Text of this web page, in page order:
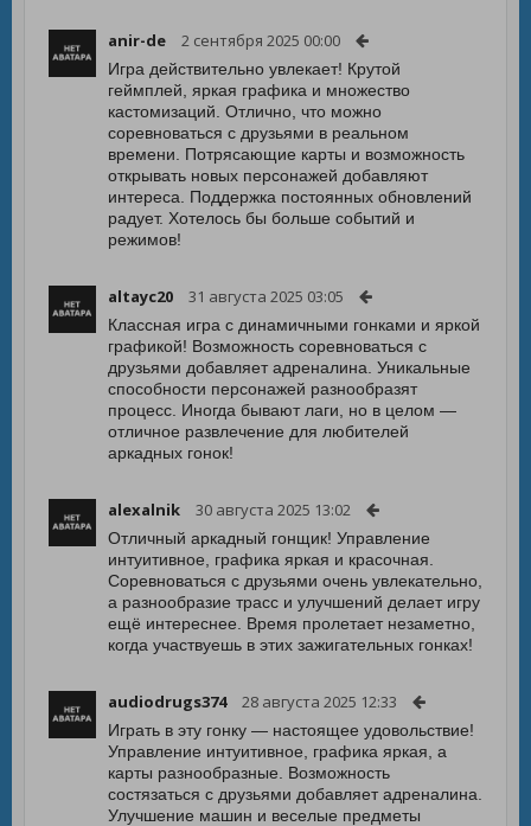
anir-de 2 сентября 2025 00:00
Игра действительно увлекает! Крутой
геймплей, яркая графика и множество
кастомизаций. Отлично, что можно
соревноваться с друзьями в реальном
времени. Потрясающие карты и возможность
открывать новых персонажей добавляют
интереса. Поддержка постоянных обновлений
радует. Хотелось бы больше событий и
режимов!
altayc20 31 августа 2025 03:05
Классная игра с динамичными гонками и яркой
графикой! Возможность соревноваться с
друзьями добавляет адреналина. Уникальные
способности персонажей разнообразят
процесс. Иногда бывают лаги, но в целом —
отличное развлечение для любителей
аркадных гонок!
alexalnik 30 августа 2025 13:02
Отличный аркадный гонщик! Управление
интуитивное, графика яркая и красочная.
Соревноваться с друзьями очень увлекательно,
а разнообразие трасс и улучшений делает игру
ещё интереснее. Время пролетает незаметно,
когда участвуешь в этих зажигательных гонках!
audiodrugs374 28 августа 2025 12:33
Играть в эту гонку — настоящее удовольствие!
Управление интуитивное, графика яркая, а
карты разнообразные. Возможность
состязаться с друзьями добавляет адреналина.
Улучшение машин и веселые предметы